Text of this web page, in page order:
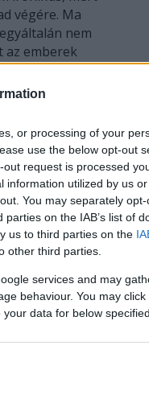
or processing of your
use the below opt-out
request is processed
information utilized by us
You may separately
on the IAB’s list of
us to third parties on the
other third parties.
services and may
behaviour. You may
data for below
végére. Ma
nem
az emberek
Ebben én
tanácsot
hogyan élik
jobbá
de ez csak
próbáljuk
a világból,
Az ember
nem is